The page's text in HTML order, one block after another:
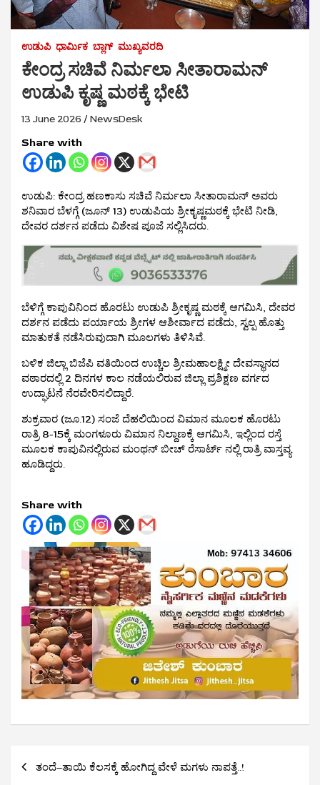
ಉಡುಪಿ ಧಾರ್ಮಿಕ ಬ್ಲಾಗ್ ಮುಖ್ಯವರದಿ
ಕೇಂದ್ರ ಸಚಿವೆ ನಿರ್ಮಲಾ ಸೀತಾರಾಮನ್
ಉಡುಪಿ ಕೃಷ್ಣ ಮಠಕ್ಕೆ ಭೇಟಿ
13 June 2026 NewsDesk
Share with
ಉಡುಪಿ: ಕೇಂದ್ರ ಹಣಕಾಸು ಸಚಿವೆ ನಿರ್ಮಲಾ ಸೀತಾರಾಮನ್ ಅವರು
ಶನಿವಾರ ಬೆಳಗ್ಗೆ (ಜೂನ್ 13) ಉಡುಪಿಯ ಶ್ರೀಕೃಷ್ಣಮಠಕ್ಕೆ ಭೇಟಿ ನೀಡಿ,
ದೇವರ ದರ್ಶನ ಪಡೆದು ವಿಶೇಷ ಪೂಜೆ ಸಲ್ಲಿಸಿದರು.
ಬೆಳಿಗ್ಗೆ ಕಾಪುವಿನಿಂದ ಹೊರಟು ಉಡುಪಿ ಶ್ರೀಕೃಷ್ಣ ಮಠಕ್ಕೆ ಆಗಮಿಸಿ, ದೇವರ
ದರ್ಶನ ಪಡೆದು ಪರ್ಯಾಯ ಶ್ರೀಗಳ ಆಶೀರ್ವಾದ ಪಡೆದು, ಸ್ವಲ್ಪ ಹೊತ್ತು
ಮಾತುಕತೆ ನಡೆಸಿರುವುದಾಗಿ ಮೂಲಗಳು ತಿಳಿಸಿವೆ.
ಬಳಿಕ ಜಿಲ್ಲಾ ಬಿಜೆಪಿ ವತಿಯಿಂದ ಉಚ್ಚಿಲ ಶ್ರೀಮಹಾಲಕ್ಷ್ಮೀ ದೇವಸ್ಥಾನದ
ವಠಾರದಲ್ಲಿ 2 ದಿನಗಳ ಕಾಲ ನಡೆಯಲಿರುವ ಜಿಲ್ಲಾ ಪ್ರಶಿಕ್ಷಣ ವರ್ಗದ
ಉದ್ಘಾಟನೆ ನೆರವೇರಿಸಲಿದ್ದಾರೆ.
ಶುಕ್ರವಾರ (ಜೂ.12) ಸಂಜೆ ದೆಹಲಿಯಿಂದ ವಿಮಾನ ಮೂಲಕ ಹೊರಟು
ರಾತ್ರಿ 8-15ಕ್ಕೆ ಮಂಗಳೂರು ವಿಮಾನ ನಿಲ್ದಾಣಕ್ಕೆ ಆಗಮಿಸಿ, ಇಲ್ಲಿಂದ ರಸ್ತೆ
ಮೂಲಕ ಕಾಪುವಿನಲ್ಲಿರುವ ಮಂಥನ್ ಬೀಚ್ ರೆಸಾರ್ಟ್ ನಲ್ಲಿ ರಾತ್ರಿ ವಾಸ್ತವ್ಯ
ಹೂಡಿದ್ದರು.
Share with
ತಂದೆ–ತಾಯಿ ಕೆಲಸಕ್ಕೆ ಹೋಗಿದ್ದ ವೇಳೆ ಮಗಳು ನಾಪತ್ತೆ..!